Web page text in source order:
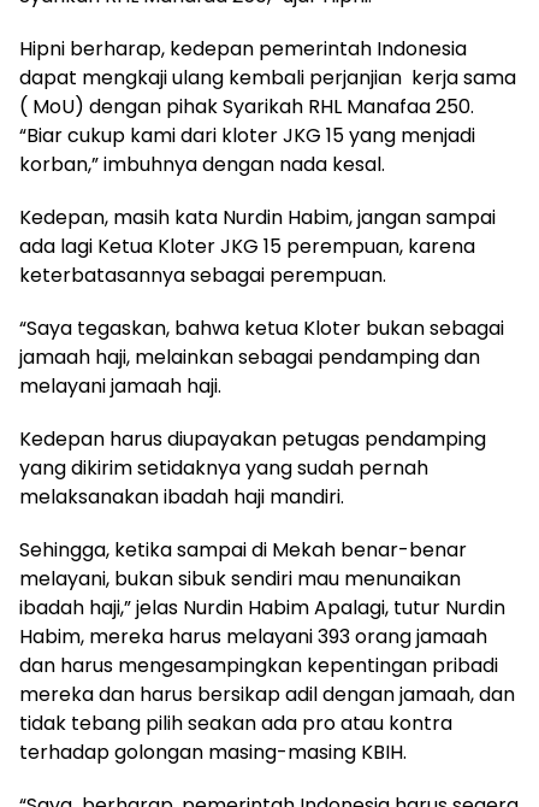
Hipni berharap, kedepan pemerintah Indonesia
dapat mengkaji ulang kembali perjanjian kerja sama
( MoU) dengan pihak Syarikah RHL Manafaa 250.
“Biar cukup kami dari kloter JKG 15 yang menjadi
korban,” imbuhnya dengan nada kesal.
Kedepan, masih kata Nurdin Habim, jangan sampai
ada lagi Ketua Kloter JKG 15 perempuan, karena
keterbatasannya sebagai perempuan.
“Saya tegaskan, bahwa ketua Kloter bukan sebagai
jamaah haji, melainkan sebagai pendamping dan
melayani jamaah haji.
Kedepan harus diupayakan petugas pendamping
yang dikirim setidaknya yang sudah pernah
melaksanakan ibadah haji mandiri.
Sehingga, ketika sampai di Mekah benar-benar
melayani, bukan sibuk sendiri mau menunaikan
ibadah haji,” jelas Nurdin Habim Apalagi, tutur Nurdin
Habim, mereka harus melayani 393 orang jamaah
dan harus mengesampingkan kepentingan pribadi
mereka dan harus bersikap adil dengan jamaah, dan
tidak tebang pilih seakan ada pro atau kontra
terhadap golongan masing-masing KBIH.